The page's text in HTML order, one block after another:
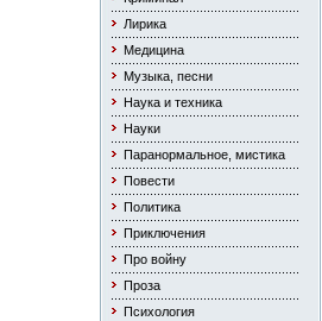
Лирика
Медицина
Музыка, песни
Наука и техника
Науки
Паранормальное, мистика
Повести
Политика
Приключения
Про войну
Проза
Психология